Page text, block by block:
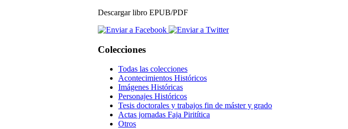
Descargar libro EPUB/PDF
Colecciones
Todas las colecciones
Acontecimientos Históricos
Imágenes Históricas
Personajes Históricos
Tesis doctorales y trabajos fin de máster y grado
Actas jornadas Faja Piritítica
Otros